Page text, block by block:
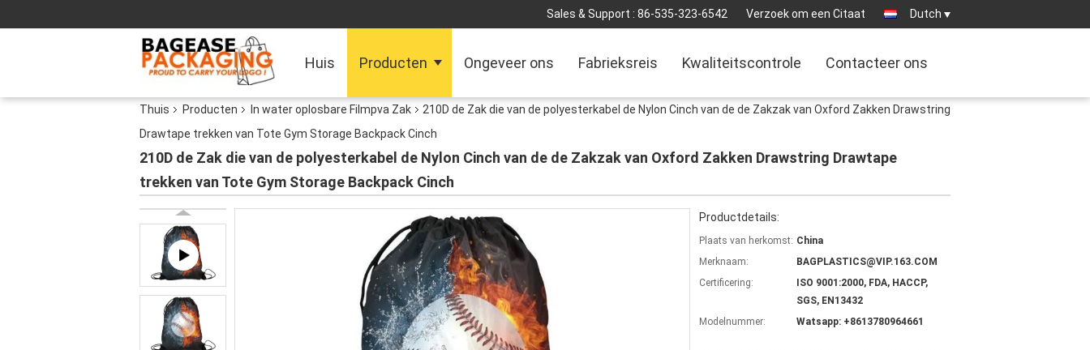
Sales & Support : 86-535-323-6542 Verzoek om een Citaat Dutch
Huis Producten Ongeveer ons Fabrieksreis Kwaliteitscontrole Contacteer ons
Thuis Producten In water oplosbare Filmpva Zak
210D de Zak die van de polyesterkabel de Nylon Cinch van de de Zakzak van Oxford Zakken Drawstring
Drawtape trekken van Tote Gym Storage Backpack Cinch
210D de Zak die van de polyesterkabel de Nylon Cinch van de de Zakzak van Oxford Zakken Drawstring Drawtape
trekken van Tote Gym Storage Backpack Cinch
Productdetails:
Plaats van herkomst: China
Merknaam:
BAGPLASTICS@VIP.163.COM
Certificering:
ISO 9001:2000, FDA, HACCP,
SGS, EN13432
Modelnummer:
Watsapp: +8613780964661